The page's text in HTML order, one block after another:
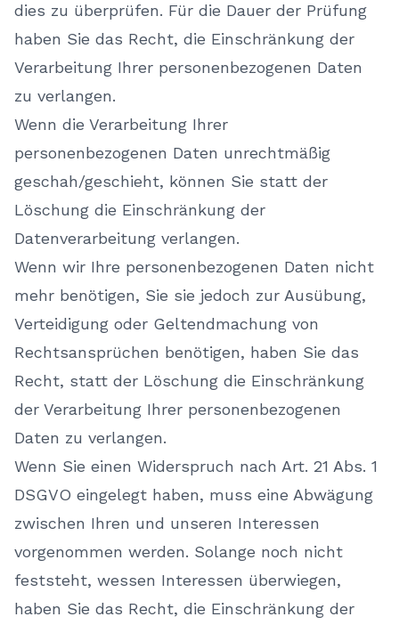
dies zu überprüfen. Für die Dauer der Prüfung
haben Sie das Recht, die Einschränkung der
Verarbeitung Ihrer personenbezogenen Daten
zu verlangen.
Wenn die Verarbeitung Ihrer
personenbezogenen Daten unrechtmäßig
geschah/geschieht, können Sie statt der
Löschung die Einschränkung der
Datenverarbeitung verlangen.
Wenn wir Ihre personenbezogenen Daten nicht
mehr benötigen, Sie sie jedoch zur Ausübung,
Verteidigung oder Geltendmachung von
Rechtsansprüchen benötigen, haben Sie das
Recht, statt der Löschung die Einschränkung
der Verarbeitung Ihrer personenbezogenen
Daten zu verlangen.
Wenn Sie einen Widerspruch nach Art. 21 Abs. 1
DSGVO eingelegt haben, muss eine Abwägung
zwischen Ihren und unseren Interessen
vorgenommen werden. Solange noch nicht
feststeht, wessen Interessen überwiegen,
haben Sie das Recht, die Einschränkung der